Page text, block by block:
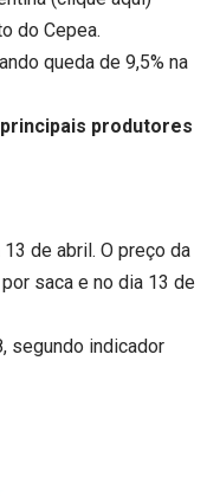
do Cepea.
queda de 9,5% na
produtores
de abril. O preço da
saca e no dia 13 de
segundo indicador